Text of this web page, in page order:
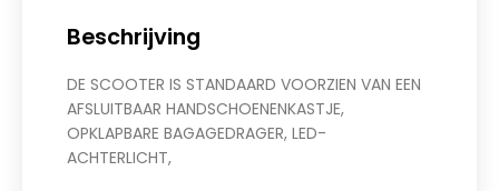
Beschrijving
DE SCOOTER IS STANDAARD VOORZIEN VAN EEN
AFSLUITBAAR HANDSCHOENENKASTJE,
OPKLAPBARE BAGAGEDRAGER, LED-
ACHTERLICHT,